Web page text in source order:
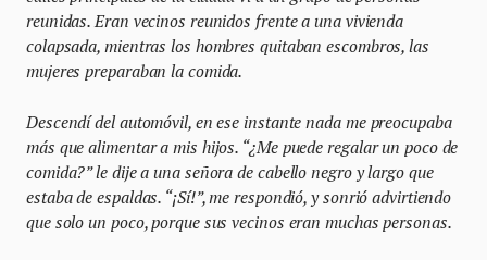
reunidas. Eran vecinos reunidos frente a una vivienda
colapsada, mientras los hombres quitaban escombros, las
mujeres preparaban la comida.
Descendí del automóvil, en ese instante nada me preocupaba
más que alimentar a mis hijos. “¿Me puede regalar un poco de
comida?” le dije a una señora de cabello negro y largo que
estaba de espaldas. “¡Sí!”, me respondió, y sonrió advirtiendo
que solo un poco, porque sus vecinos eran muchas personas.